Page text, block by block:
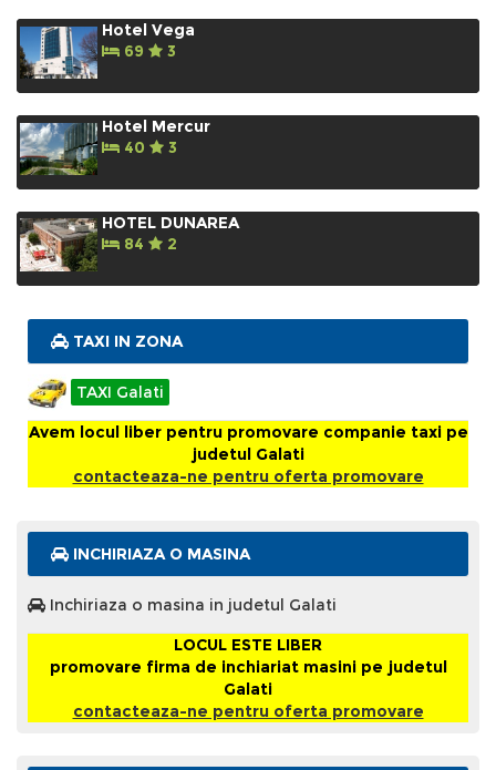
Hotel Vega
69
3
Hotel Mercur
40
3
HOTEL DUNAREA
84
2
TAXI IN ZONA
TAXI Galati
Avem locul liber pentru promovare companie taxi pe
judetul Galati
contacteaza-ne pentru oferta promovare
INCHIRIAZA O MASINA
Inchiriaza o masina in judetul Galati
LOCUL ESTE LIBER
promovare firma de inchiariat masini pe judetul
Galati
contacteaza-ne pentru oferta promovare